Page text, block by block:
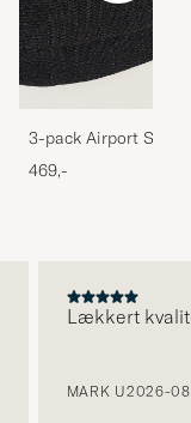
3-pack Airport
Melange
469,-
Lækkert
MARK U2026-